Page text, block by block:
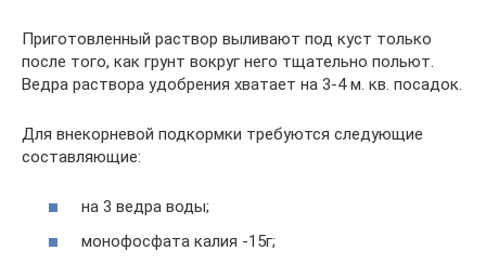
Приготовленный раствор выливают под куст только
после того, как грунт вокруг него тщательно польют.
Ведра раствора удобрения хватает на 3-4 м. кв. посадок.
Для внекорневой подкормки требуются следующие
составляющие:
на 3 ведра воды;
монофосфата калия -15г;